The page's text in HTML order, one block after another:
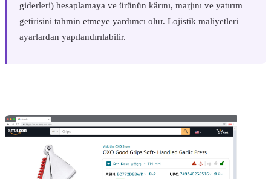
giderleri) hesaplamaya ve ürünün kârını, marjını ve yatırım
getirisini tahmin etmeye yardımcı olur. Lojistik maliyetleri
ayarlardan yapılandırılabilir.